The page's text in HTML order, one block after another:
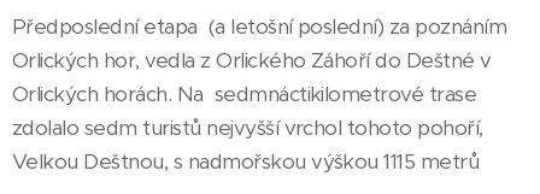
Předposlední etapa (a letošní poslední) za poznáním
Orlických hor, vedla z Orlického Záhoří do Deštné v
Orlických horách. Na sedmnáctikilometrové trase
zdolalo sedm turistů nejvyšší vrchol tohoto pohoří,
Velkou Deštnou, s nadmořskou výškou 1115 metrů